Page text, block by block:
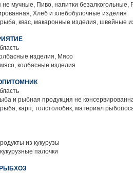
не мучные, Пиво, напитки
Хлеб и хлебобулочные изделия
рыба, квас, макаронные изделия, швейные
изделия, Мясо
мясо, колбасные изделия
и рыбная продукция не
рыба, карп, толстолобик, материал
из кукурузы
кукурузные палочки